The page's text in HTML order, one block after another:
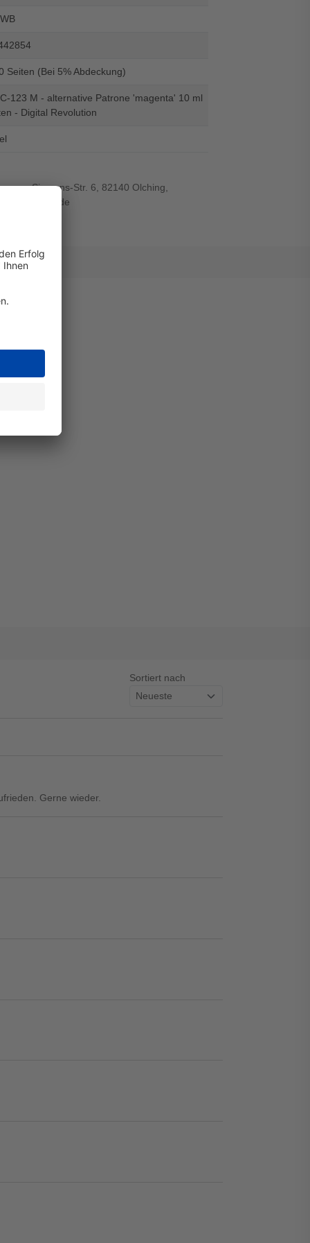
Seiten (Bei 5% Abdeckung)
123 M - alternative Patrone 'magenta' 10 ml
- Digital Revolution
von-Siemens-Str. 6, 82140 Olching,
gmbh.de
Sortiert nach
Gerne wieder.